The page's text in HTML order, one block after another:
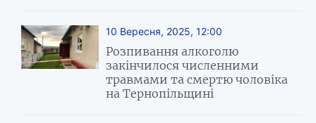
10 Вересня, 2025, 12:00
Розпивання алкоголю
закінчилося численними
травмами та смертю чоловіка
на Тернопільщині